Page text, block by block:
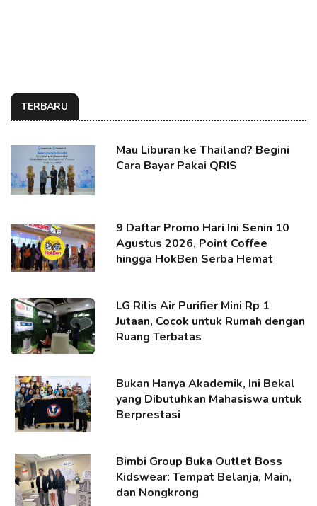
TERBARU
Mau Liburan ke Thailand? Begini
Cara Bayar Pakai QRIS
9 Daftar Promo Hari Ini Senin 10
Agustus 2026, Point Coffee
hingga HokBen Serba Hemat
LG Rilis Air Purifier Mini Rp 1
Jutaan, Cocok untuk Rumah dengan
Ruang Terbatas
Bukan Hanya Akademik, Ini Bekal
yang Dibutuhkan Mahasiswa untuk
Berprestasi
Bimbi Group Buka Outlet Boss
Kidswear: Tempat Belanja, Main,
dan Nongkrong